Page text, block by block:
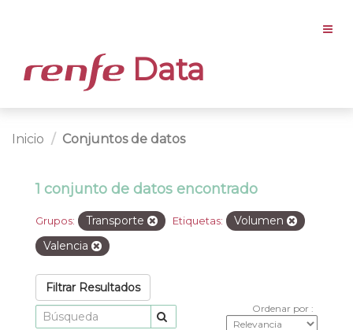
Data
Inicio Conjuntos de datos
1 conjunto de datos encontrado
Grupos: Transporte Etiquetas:
Volumen
Valencia
Filtrar Resultados
Ordenar por